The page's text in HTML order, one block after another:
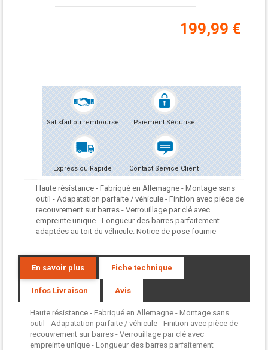
199,99 €
Satisfait ou remboursé Paiement Sécurisé
Express ou Rapide Contact Service Client
Haute résistance - Fabriqué en Allemagne - Montage sans
outil - Adapatation parfaite / véhicule - Finition avec pièce de
recouvrement sur barres - Verrouillage par clé avec
empreinte unique - Longueur des barres parfaitement
adaptées au toit du véhicule. Notice de pose fournie
En savoir plus Fiche technique
Infos Livraison Avis
Haute résistance - Fabriqué en Allemagne - Montage sans
outil - Adapatation parfaite / véhicule - Finition avec pièce de
recouvrement sur barres - Verrouillage par clé avec
empreinte unique - Longueur des barres parfaitement